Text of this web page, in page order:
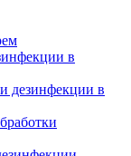
в
дезинфекции в